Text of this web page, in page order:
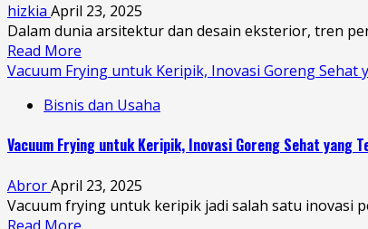
hizkia April 23, 2025
Dalam dunia arsitektur dan desain eksterior, tren
Read More
Vacuum Frying untuk Keripik, Inovasi Goreng Sehat
Bisnis dan Usaha
Vacuum Frying untuk Keripik, Inovasi Goreng Sehat yang
AbrorApril 23, 2025
Vacuum frying untuk keripik jadi salah satu inovasi
Read More